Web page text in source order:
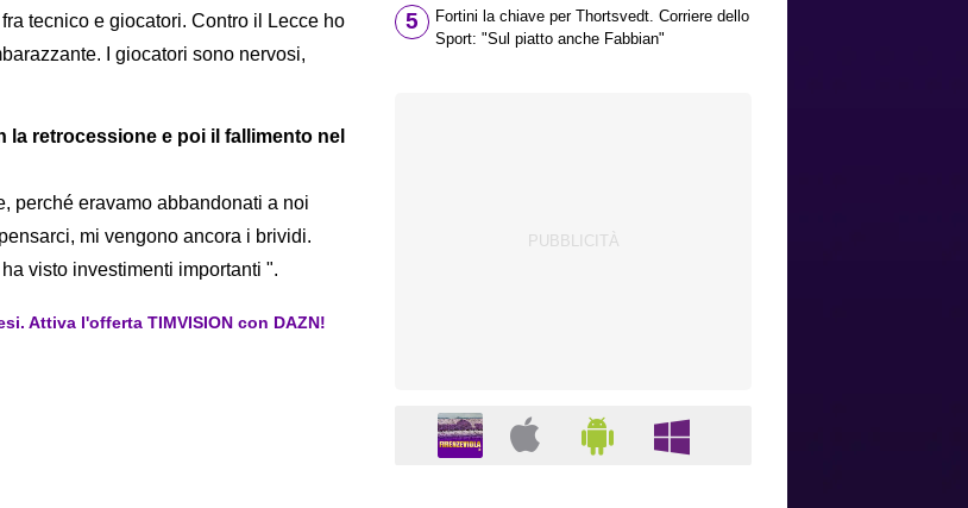
tecnico e giocatori. Contro il Lecce ho
I giocatori sono nervosi,
retrocessione e poi il fallimento nel
perché eravamo abbandonati a noi
mi vengono ancora i brividi.
visto investimenti importanti ".
Attiva l'offerta TIMVISION con DAZN!
5
Fortini la chiave per Thortsvedt. Corriere dello
Sport: "Sul piatto anche Fabbian"